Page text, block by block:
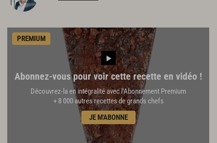
PREMIUM
Abonnez-vous pour voir cette recette en vidéo !
Découvrez-la en intégralité avec l'Abonnement Premium
+ 8 000 autres recettes de grands chefs
JE M'ABONNE